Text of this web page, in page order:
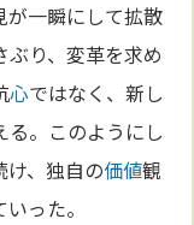
が一瞬にして拡散
ぶり、変革を求め
心ではなく、新し
る。このようにし
け、独自の価値観
った。